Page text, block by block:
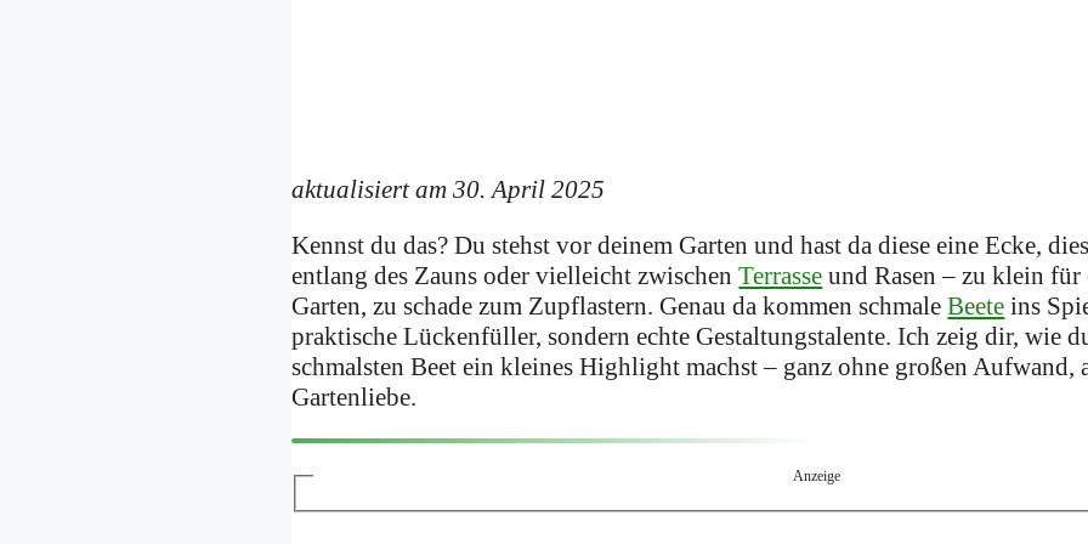
aktualisiert am 30. April 2025
Kennst du das? Du stehst vor deinem Garten und hast da diese eine Ecke,
entlang des Zauns oder vielleicht zwischenTerrasse und Rasen – zu klein
Garten, zu schade zum Zupflastern. Genau da kommen schmaleBeete ins
praktische Lückenfüller, sondern echte Gestaltungstalente. Ich zeig dir, wie
schmalsten Beet ein kleines Highlight machst – ganz ohne großen Aufwand,
Gartenliebe.
Anzeige